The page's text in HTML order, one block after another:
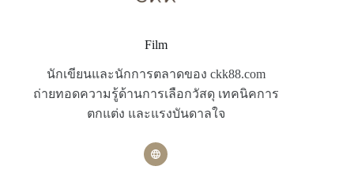
Film
นักเขียนและนักการตลาดของ ckk88.com
ถ่ายทอดความรู้ด้านการเลือกวัสดุ เทคนิคการ
ตกแต่ง และแรงบันดาลใจ